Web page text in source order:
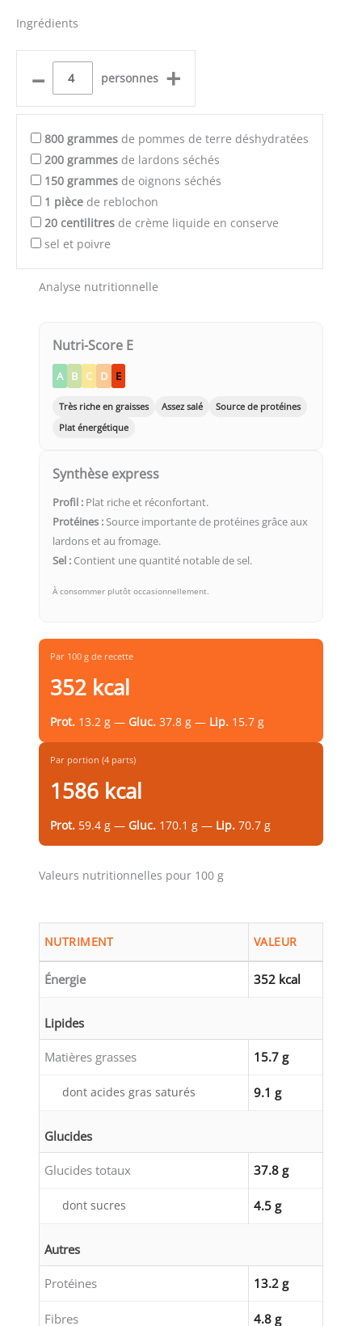
Ingrédients
– personnes +
800 grammes de pommes de terre déshydratées
200 grammes de lardons séchés
150 grammes de oignons séchés
1 pièce de reblochon
20 centilitres de crème liquide en conserve
sel et poivre
Analyse nutritionnelle
Nutri-Score E
A B C D E
Très riche en graisses Assez salé
Source de protéines
Plat énergétique
Synthèse express
Profil : Plat riche et réconfortant.
Protéines :Source importante de protéines grâce aux
lardons et au fromage.
Sel : Contient une quantité notable de sel.
À consommer plutôt occasionnellement.
Par 100 g de recette
352 kcal
Prot. 13.2 g — Gluc. 37.8 g — Lip. 15.7 g
Par portion (4 parts)
1586 kcal
Prot. 59.4 g — Gluc. 170.1 g — Lip. 70.7 g
Valeurs nutritionnelles pour 100 g
NUTRIMENT VALEUR
Énergie 352 kcal
Lipides
Matières grasses 15.7 g
dont acides gras saturés 9.1 g
Glucides
Glucides totaux 37.8 g
dont sucres 4.5 g
Autres
Protéines 13.2 g
Fibres 4.8 g